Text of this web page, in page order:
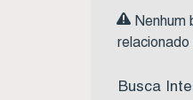
Rural (3)
Nenhum
Busca